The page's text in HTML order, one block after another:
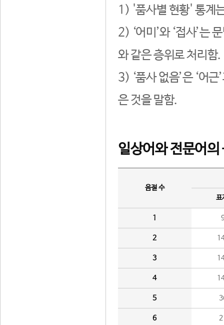
1) '품사별 현황' 통계
2) ‘어미’와 ‘접사’는
와 같은 층위로 처리함.
3) ‘품사 없음’은 ‘어
은 것을 말함.
일상어와 전문어의
음절 수
표
1
2
3
4
5
6